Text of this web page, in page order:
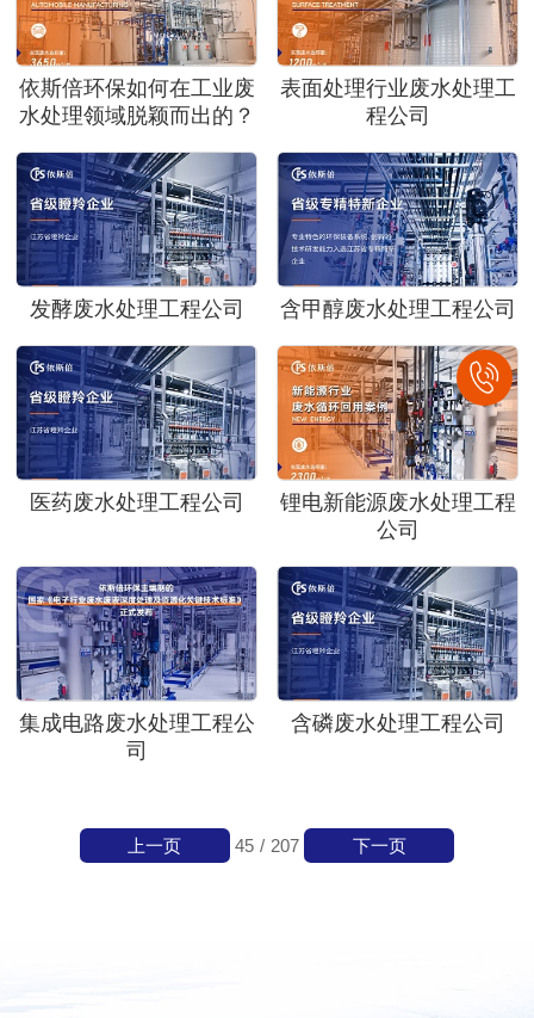
依斯倍环保如何在工业废
水处理领域脱颖而出的？
表面处理行业废水处理工
程公司
发酵废水处理工程公司 含甲醇废水处理工程公司
医药废水处理工程公司
锂电新能源废水处理工程
公司
集成电路废水处理工程公
司
含磷废水处理工程公司
45 / 207
上一页 下一页